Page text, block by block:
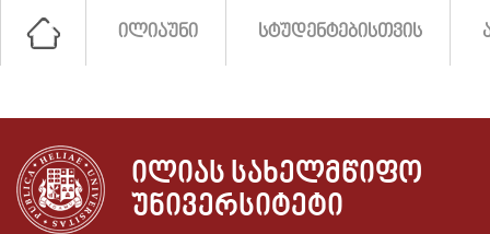
ᲘᲚᲘᲐᲣᲜᲘ ᲡᲢᲣᲓᲔᲜᲢᲔᲑᲘᲡᲗᲕᲘᲡ
ᲘᲚᲘᲐᲡ ᲡᲐᲮᲔᲚᲛᲬᲘᲤᲝ
ᲣᲜᲘᲕᲔᲠᲡᲘᲢᲔᲢᲘ